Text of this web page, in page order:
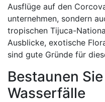
Ausflüge auf den
unternehmen, sondern
tropischen Tijuca-
Ausblicke, exotische
sind gute Gründe für
Bestaunen
Wasserfälle